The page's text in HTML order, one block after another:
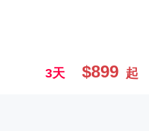
3天 $899 起